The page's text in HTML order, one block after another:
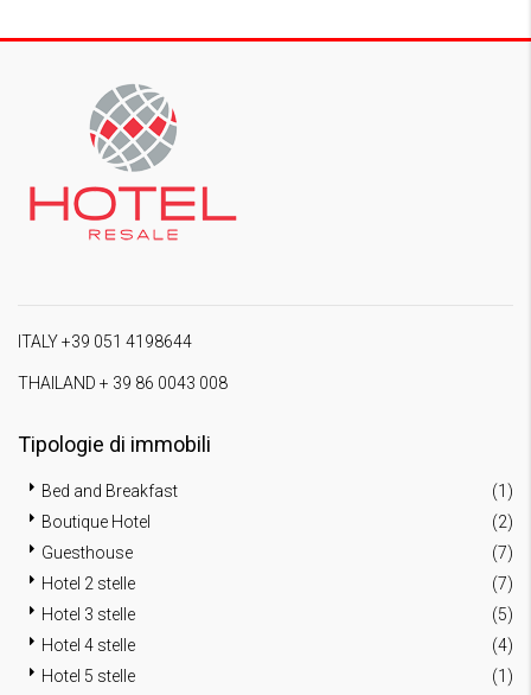
ITALY +39 051 4198644
THAILAND + 39 86 0043 008
Tipologie di immobili
Bed and Breakfast
(1)
Boutique Hotel
(2)
Guesthouse
(7)
Hotel 2 stelle
(7)
Hotel 3 stelle
(5)
Hotel 4 stelle
(4)
Hotel 5 stelle
(1)